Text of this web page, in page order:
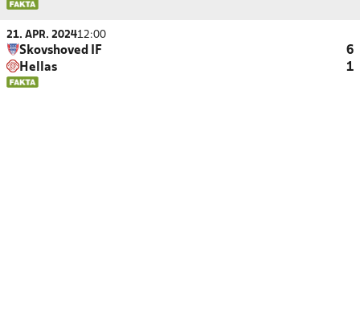
21. APR. 202412:00
Skovshoved IF
6
Hellas
1